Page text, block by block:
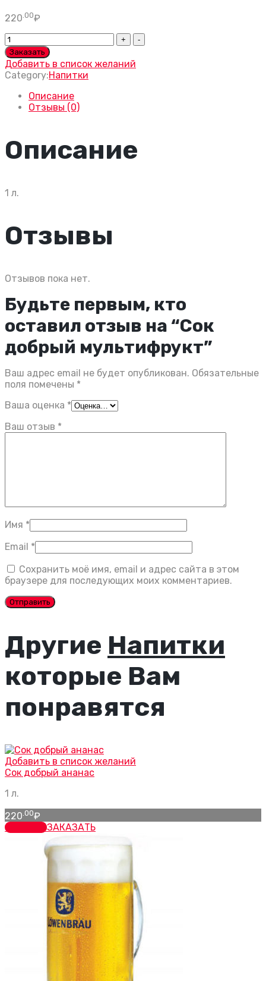
220 .00₽
Сок
добрый
мультифрукт
quantity
Заказать
Добавить в список желаний
Category:Напитки
Описание
Отзывы (0)
Описание
1 л.
Отзывы
Отзывов пока нет.
Будьте первым, кто
оставил отзыв на “Сок
добрый мультифрукт”
Ваш адрес email не будет опубликован. Обязательные
поля помечены *
Ваша оценка *
Ваш отзыв *
Имя *
Email *
Сохранить моё имя, email и адрес сайта в этом
браузере для последующих моих комментариев.
Другие Напитки
которые Вам
понравятся
Добавить в список желаний
Сок добрый ананас
1 л.
220 .00₽
заказатьЗАКАЗАТЬ